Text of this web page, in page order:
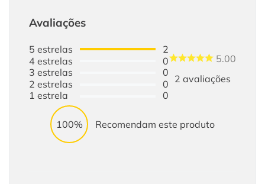
Avaliações
5estrelas
4estrelas
3estrelas
2estrelas
1estrela
2
0
0
0
0
5.00
2 avaliações
100% Recomendam este produto